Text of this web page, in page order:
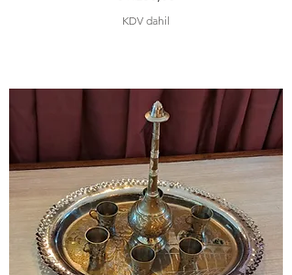
KDV dahil